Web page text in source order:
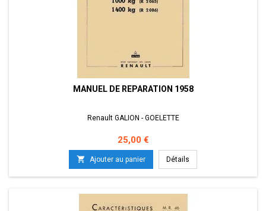
MANUEL DE REPARATION 1958
Renault GALION - GOELETTE
Prix
25,00 €
 Ajouter au panier Détails